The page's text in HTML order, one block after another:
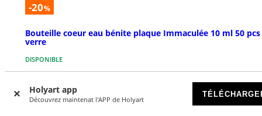
Holyart app
Découvrez maintenat l'APP de Holyart
-20%
Bouteille coeur eau bénite plaque Immaculée 10 ml 50 pcs
verre
DISPONIBLE
€ 47,92 € 59,90